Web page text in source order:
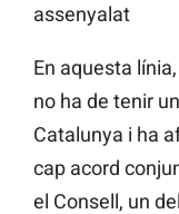
assenyalat
En aquesta
no ha de tenir
Catalunya i ha
cap acord
el Consell, un